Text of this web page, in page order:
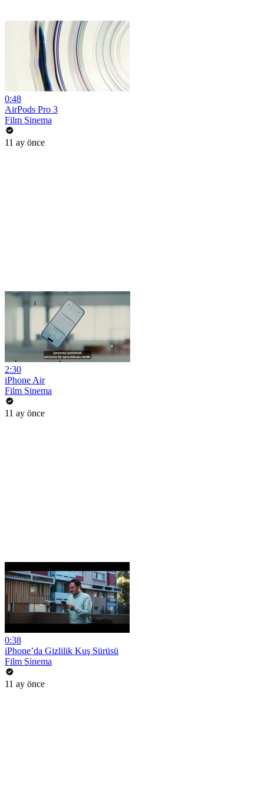
0:48
AirPods Pro 3
Film Sinema
11 ay önce
2:30
iPhone Air
Film Sinema
11 ay önce
0:38
iPhone’da Gizlilik Kuş Sürüsü
Film Sinema
11 ay önce